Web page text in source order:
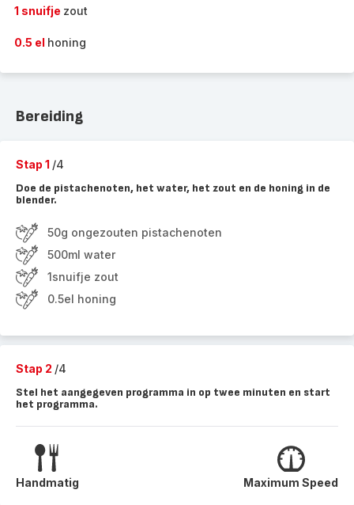
1 snuifje zout
0.5 el honing
Bereiding
Stap 1 /4
Doe de pistachenoten, het water, het zout en de honing in de
blender.
50g ongezouten pistachenoten
500ml water
1snuifje zout
0.5el honing
Stap 2 /4
Stel het aangegeven programma in op twee minuten en start
het programma.
Handmatig Maximum Speed